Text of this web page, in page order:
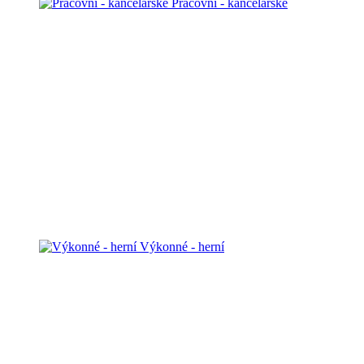
Pracovní - kancelářské
Výkonné - herní